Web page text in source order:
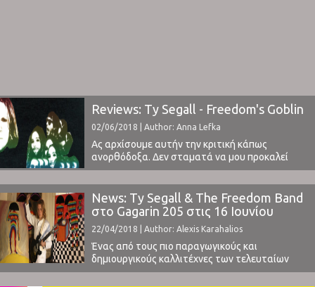
Reviews: Ty Segall - Freedom's Goblin
02/06/2018 | Author: Anna Lefka
Ας αρχίσουμε αυτήν την κριτική κάπως
ανορθόδοξα. Δεν σταματά να μου προκαλεί
εντύπωση πόσοι ακροατές μουσικής στην
Ελλάδα, ακόμα και επαγγελματίες στον χώρο,
παραπονιούνται ότι α) δεν παράγεται καινούρια
μουσική (σε ό,τι αφορά τα είδη) και β) ότι οι νέοι
μουσικοί δεν είναι εξίσου αξιόλογοι με τους
παλιότερους, ακριβώς γιατί ...
News: Ty Segall & The Freedom Band
στο Gagarin 205 στις 16 Ιουνίου
22/04/2018 | Author: Alexis Karahalios
Ένας από τους πιο παραγωγικούς και
δημιουργικούς καλλιτέχνες των τελευταίων
ετών, ο Ty Segall επιστρέφει στην Αθήνα για
ακόμα ένα ξεσηκωτικό live. Στις 16 Ιουνίου θα